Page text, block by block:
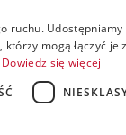
ruchu.
mogą łączyć
Dowiedz się więcej